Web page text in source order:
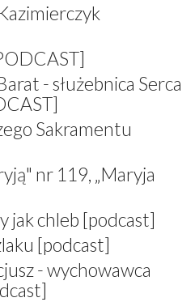
- służebnica Serca
Sakramentu
nr 119, „Maryja
jak chleb [podcast]
[podcast]
- wychowawca